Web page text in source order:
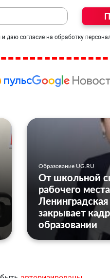
и даю согласие на обработку
Образование UG.RU
От школьной
рабочего
закрывает
образовании